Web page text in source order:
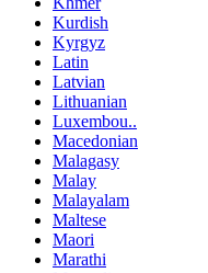
Kurdish
Kyrgyz
Latin
Latvian
Lithuanian
Luxembou..
Macedonian
Malagasy
Malay
Malayalam
Maltese
Maori
Marathi